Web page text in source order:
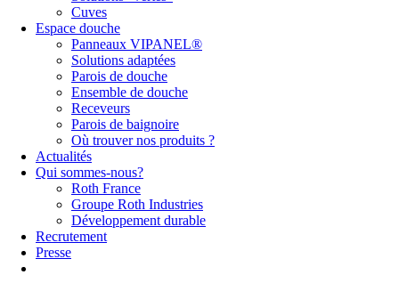
Cuves
Espace douche
Panneaux VIPANEL®
Solutions adaptées
Parois de douche
Ensemble de douche
Receveurs
Parois de baignoire
Où trouver nos produits ?
Actualités
Qui sommes-nous?
Roth France
Groupe Roth Industries
Développement durable
Recrutement
Presse